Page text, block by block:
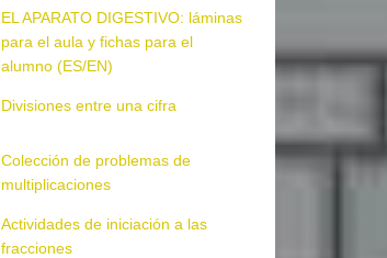
EL APARATO DIGESTIVO: láminas
para el aula y fichas para el
alumno (ES/EN)
Divisiones entre una cifra
Colección de problemas de
multiplicaciones
Actividades de iniciación a las
fracciones